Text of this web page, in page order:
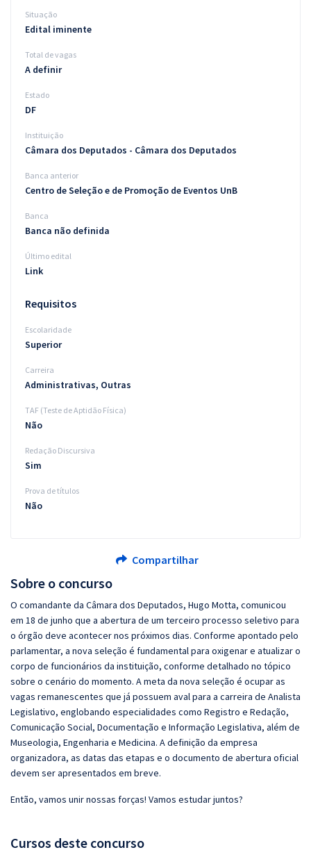
Conteúdo gratuito
Sobre o concurso
O comandante da Câmara dos Deputados, Hugo Motta, comunicou
em 18 de junho que a abertura de um terceiro processo seletivo para
o órgão deve acontecer nos próximos dias. Conforme apontado pelo
parlamentar, a nova seleção é fundamental para oxigenar e atualizar o
corpo de funcionários da instituição, conforme detalhado no tópico
sobre o cenário do momento. A meta da nova seleção é ocupar as
vagas remanescentes que já possuem aval para a carreira de Analista
Legislativo, englobando especialidades como Registro e Redação,
Comunicação Social, Documentação e Informação Legislativa, além de
Museologia, Engenharia e Medicina. A definição da empresa
organizadora, as datas das etapas e o documento de abertura oficial
devem ser apresentados em breve.
Então, vamos unir nossas forças! Vamos estudar juntos?
Cursos deste concurso
Situação
Edital iminente
Total de vagas
A definir
Estado
DF
Instituição
Câmara dos Deputados - Câmara dos Deputados
Banca anterior
Centro de Seleção e de Promoção de Eventos UnB
Banca
Banca não definida
Último edital
Link
Requisitos
Escolaridade
Superior
Carreira
Administrativas, Outras
TAF (Teste de Aptidão Física)
Não
Redação Discursiva
Sim
Prova de títulos
Não
Compartilhar